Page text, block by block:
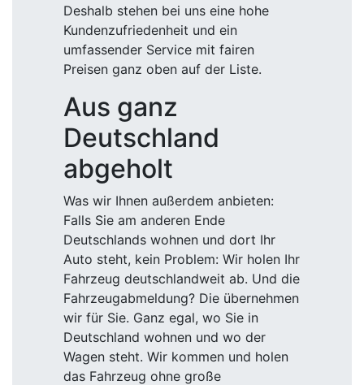
Deshalb stehen bei uns eine hohe
Kundenzufriedenheit und ein
umfassender Service mit fairen
Preisen ganz oben auf der Liste.
Aus ganz
Deutschland
abgeholt
Was wir Ihnen außerdem anbieten:
Falls Sie am anderen Ende
Deutschlands wohnen und dort Ihr
Auto steht, kein Problem: Wir holen Ihr
Fahrzeug deutschlandweit ab. Und die
Fahrzeugabmeldung? Die übernehmen
wir für Sie. Ganz egal, wo Sie in
Deutschland wohnen und wo der
Wagen steht. Wir kommen und holen
das Fahrzeug ohne große